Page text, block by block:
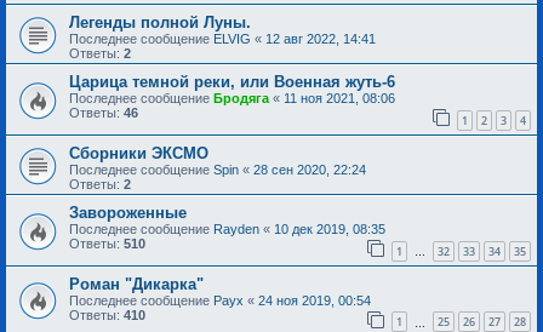
Легенды полной Луны.
Последнее сообщение ELVIG « 12 авг 2022, 14:41
Ответы: 2
Царица темной реки, или Военная жуть-6
Последнее сообщение Бродяга « 11 ноя 2021, 08:06
Ответы: 46 1 2 3 4
Сборники ЭКСМО
Последнее сообщение Spin « 28 сен 2020, 22:24
Ответы: 2
Завороженные
Последнее сообщение Rayden « 10 дек 2019, 08:35
Ответы: 510 1 … 32 33 34 35
Роман "Дикарка"
Последнее сообщение Раух « 24 ноя 2019, 00:54
Ответы: 410 1 25 26 27 28